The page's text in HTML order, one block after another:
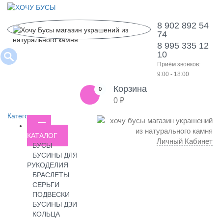
8 902 892 54
74
8 995 335 12
10
Приём звонков:
9:00 - 18:00
0 Корзина
0 ₽
Категории
КАТАЛОГ
БУСЫ
БУСИНЫ ДЛЯ
РУКОДЕЛИЯ
БРАСЛЕТЫ
СЕРЬГИ
ПОДВЕСКИ
БУСИНЫ ДЗИ
КОЛЬЦА
Личный Кабинет